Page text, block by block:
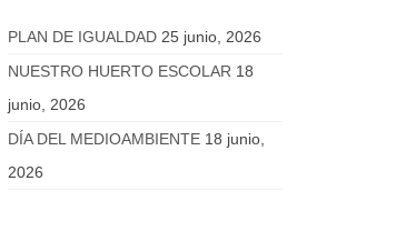
PLAN DE IGUALDAD 25 junio, 2026
NUESTRO HUERTO ESCOLAR 18
junio, 2026
DÍA DEL MEDIOAMBIENTE 18 junio,
2026